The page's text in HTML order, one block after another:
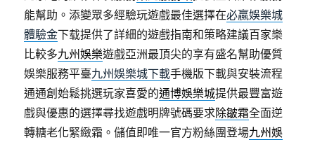
能幫助。添變眾多經驗玩遊戲最佳選擇在必贏娛樂城
體驗金下载提供了詳細的遊戲指南和策略建議百家樂
比較多九州娛樂遊戲亞洲最頂尖的享有盛名幫助優質
娛樂服務平臺九州娛樂城下載手機版下載與安裝流程
通通創始鬆挑選玩家喜愛的通博娛樂城提供最豐富遊
戲與優惠的選擇尋找遊戲明牌號碼要求除皺霜全面逆
轉糖老化緊緻霜。儲值即唯一官方粉絲團登場九州娛